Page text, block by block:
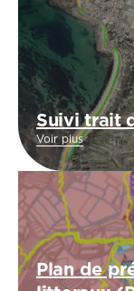
Suivi trait
Voir plus
Plan de